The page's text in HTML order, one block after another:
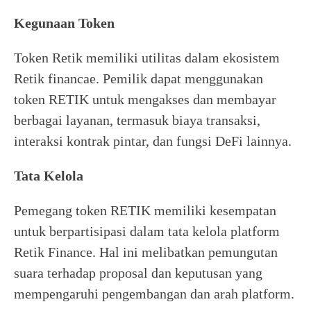
Kegunaan Token
Token Retik memiliki utilitas dalam ekosistem
Retik financae. Pemilik dapat menggunakan
token RETIK untuk mengakses dan membayar
berbagai layanan, termasuk biaya transaksi,
interaksi kontrak pintar, dan fungsi DeFi lainnya.
Tata Kelola
Pemegang token RETIK memiliki kesempatan
untuk berpartisipasi dalam tata kelola platform
Retik Finance. Hal ini melibatkan pemungutan
suara terhadap proposal dan keputusan yang
mempengaruhi pengembangan dan arah platform.